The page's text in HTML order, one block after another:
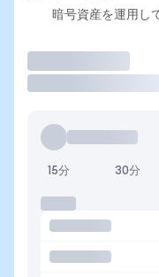
暗号資産を運用し
15分 30分